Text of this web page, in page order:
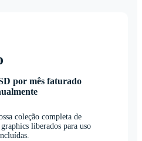
por mês faturado
coleção completa de
liberados para uso